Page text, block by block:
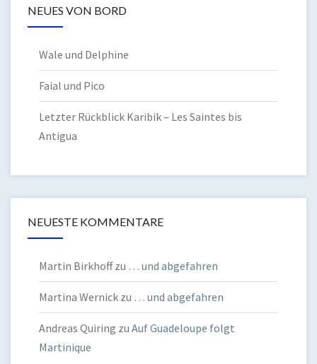
NEUES VON BORD
Wale und Delphine
Faial und Pico
Letzter Rückblick Karibik – Les Saintes bis
Antigua
NEUESTE KOMMENTARE
Martin Birkhoffzu … und abgefahren
Martina Wernick zu … und abgefahren
Andreas Quiring zu Auf Guadeloupe folgt
Martinique